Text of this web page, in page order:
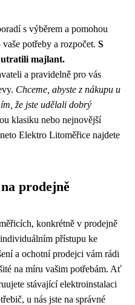
s výběrem a pomohou
potřeby a rozpočet. S
utratili majlant.
a pravidelně pro vás
Chceme, abyste z nákupu u
že jste udělali dobrý
klasiku nebo nejnovější
Elektro Litoměřice najdete
prodejně
konkrétně v prodejně
přístupu ke
a ochotní prodejci vám rádi
na míru vašim potřebám. Ať
stávající elektroinstalaci
u nás jste na správné